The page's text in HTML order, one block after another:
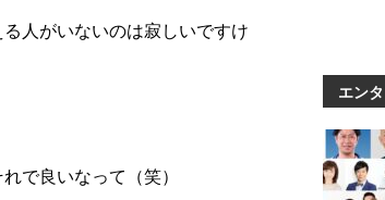
人がいないのは寂しいですけ
で良いなって（笑）
エン